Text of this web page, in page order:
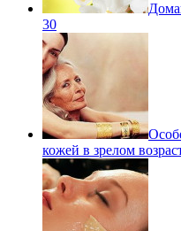
30
кожей в зрелом